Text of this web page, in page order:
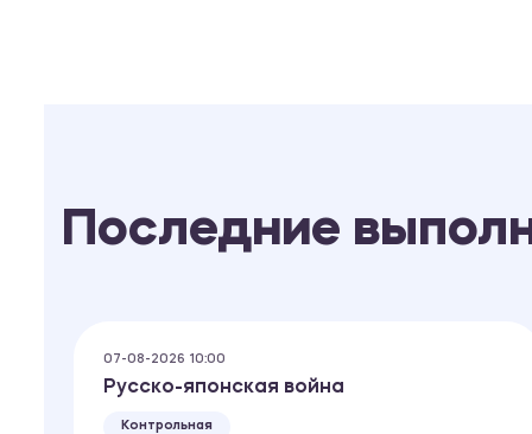
Последние
07-08-2026 10:00
Русско-японская война
Контрольная